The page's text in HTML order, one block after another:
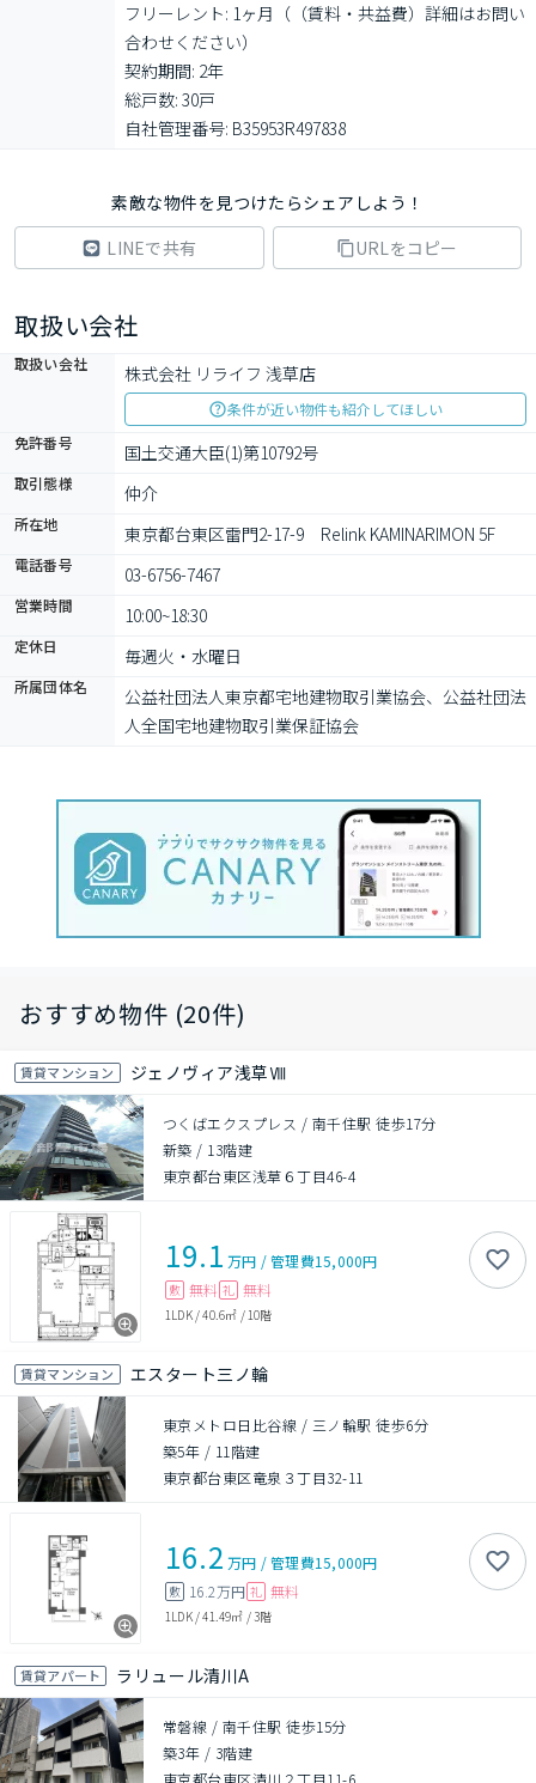
フリーレント: 1ヶ月（（賃料・共益費）詳細はお問い
合わせください）
契約期間: 2年
総戸数: 30戸
自社管理番号: B35953R497838
素敵な物件を見つけたらシェアしよう！
LINEで共有
URLをコピー
取扱い会社
取扱い会社 株式会社 リライフ 浅草店
条件が近い物件も紹介してほしい
免許番号
国土交通大臣(1)第10792号
取引態様 仲介
所在地 東京都台東区雷門2-17-9　Relink KAMINARIMON 5F
電話番号 03-6756-7467
営業時間 10:00~18:30
定休日 毎週火・水曜日
所属団体名
公益社団法⼈東京都宅地建物取引業協会、公益社団法
⼈全国宅地建物取引業保証協会
おすすめ物件 (20件)
賃貸マンション ジェノヴィア浅草Ⅷ
つくばエクスプレス / 南千住駅 徒歩17分
新築 / 13階建
東京都台東区浅草６丁目46-4
19.1 万円 /管理費15,000円
敷 無料 礼 無料
1LDK/40.6㎡ / 10階
賃貸マンション エスタート三ノ輪
東京メトロ日比谷線 / 三ノ輪駅 徒歩6分
築5年 / 11階建
東京都台東区竜泉３丁目32-11
16.2 万円 /管理費15,000円
敷 16.2万円 礼 無料
1LDK/41.49㎡ /3階
賃貸アパート ラリュール清川A
常磐線 / 南千住駅 徒歩15分
築3年 / 3階建
東京都台東区清川２丁目11-6